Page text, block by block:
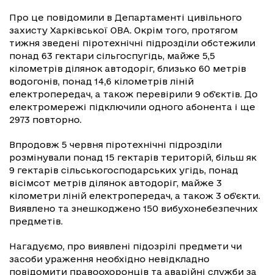
Про це повідомили в Департаменті цивільного
захисту Харківської ОВА. Окрім того, протягом
тижня зведені піротехнічні підрозділи обстежили
понад 63 гектари сільгоспугідь, майже 5,5
кілометрів ділянок автодоріг, близько 60 метрів
водогонів, понад 14,6 кілометрів ліній
електропередач, а також перевірили 9 об'єктів. До
електромережі підключили одного абонента і ще
2973 повторно.
Впродовж 5 червня піротехнічні підрозділи
розмінували понад 15 гектарів територій, більш як
9 гектарів сільськогосподарських угідь, понад
вісімсот метрів ділянок автодоріг, майже 3
кілометри ліній електропередач, а також 3 об’єкти.
Виявлено та знешкоджено 150 вибухонебезпечних
предметів.
Нагадуємо, про виявлені підозрілі предмети чи
засоби ураження необхідно невідкладно
повідомити правоохоронців та аварійні служби за